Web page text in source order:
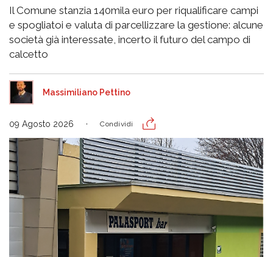
Il Comune stanzia 140mila euro per riqualificare campi
e spogliatoi e valuta di parcellizzare la gestione: alcune
società già interessate, incerto il futuro del campo di
calcetto
Massimiliano Pettino
09 Agosto 2026 Condividi